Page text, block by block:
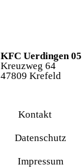
KFC Uerdingen 05
Kreuzweg 64
47809 Krefeld
Kontakt
Datenschutz
Impressum